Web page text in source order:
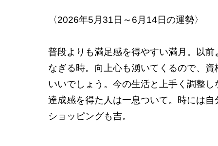
〈2026年5月31日～6月14日の運勢〉
普段よりも満足感を得やすい満月。以
なぎる時。向上心も湧いてくるので、
いいでしょう。今の生活と上手く調整
達成感を得た人は一息ついて。時には
ショッピングも吉。